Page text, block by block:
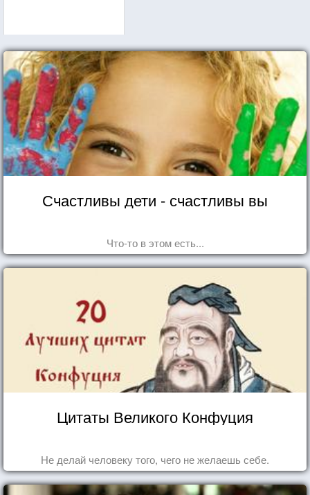
Счастливы дети - счастливы вы
Что-то в этом есть...
Цитаты Великого Конфуция
Не делай человеку того, чего не желаешь себе.